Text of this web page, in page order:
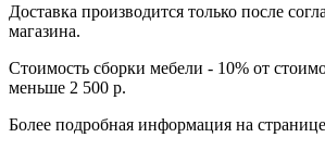
Доставка производится только после
магазина.
Стоимость сборки мебели - 10% от
меньше 2 500 р.
Более подробная информация на странице